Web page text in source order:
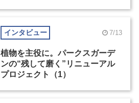
インタビュー 7/13
植物を主役に。パークスガーデ
ンの“残して磨く”リニューアル
プロジェクト（1）